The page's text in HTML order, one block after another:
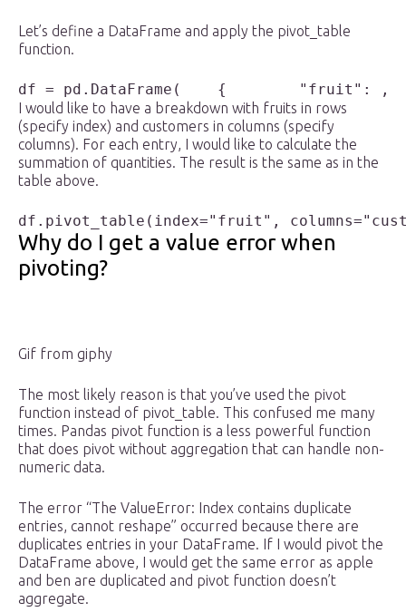
Let’s define a DataFrame and apply the pivot_table
function.
df = pd.DataFrame(    {        "fruit":
I would like to have a breakdown with fruits in rows
(specify index) and customers in columns (specify
columns). For each entry, I would like to calculate the
summation of quantities. The result is the same as in the
table above.
df.pivot_table(index="fruit",
Why do I get a value error when
pivoting?
Gif from giphy
The most likely reason is that you’ve used the pivot
function instead of pivot_table. This confused me many
times. Pandas pivot function is a less powerful function
that does pivot without aggregation that can handle non-
numeric data.
The error “The ValueError: Index contains duplicate
entries, cannot reshape” occurred because there are
duplicates entries in your DataFrame. If I would pivot the
DataFrame above, I would get the same error as apple
and ben are duplicated and pivot function doesn’t
aggregate.